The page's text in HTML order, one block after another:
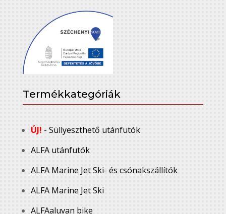
Termékkategóriák
ÚJ! - Süllyeszthető utánfutók
ALFA utánfutók
ALFA Marine Jet Ski- és csónakszállítók
ALFA Marine Jet Ski
ALFAaluvan bike